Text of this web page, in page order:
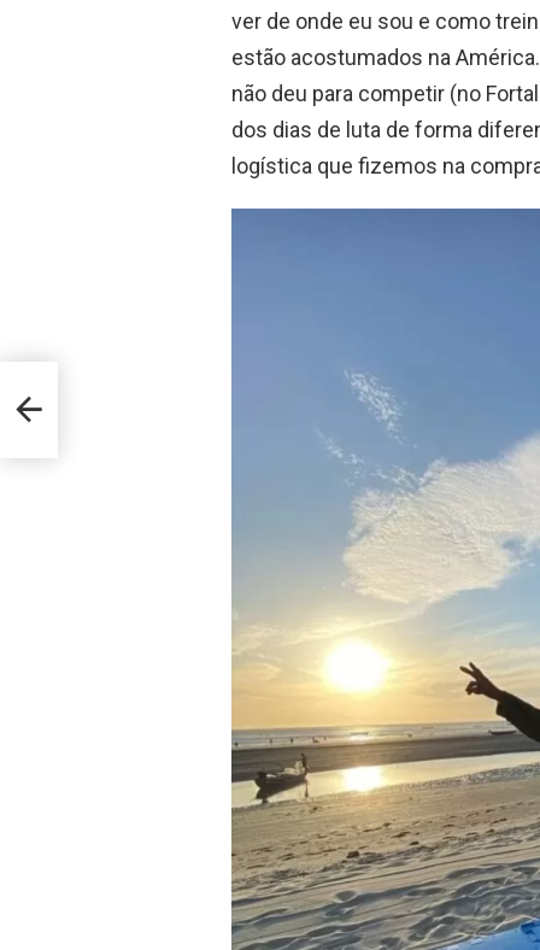
ver de onde eu sou e como
estão acostumados na
não deu para competir (no
dos dias de luta de forma
logística que fizemos na